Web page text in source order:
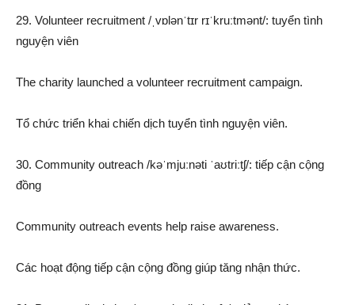
29. Volunteer recruitment /ˌvɒlənˈtɪr rɪˈkruːtmənt/: tuyển tình
nguyện viên
The charity launched a volunteer recruitment campaign.
Tổ chức triển khai chiến dịch tuyển tình nguyện viên.
30. Community outreach /kəˈmjuːnəti ˈaʊtriːtʃ/: tiếp cận cộng
đồng
Community outreach events help raise awareness.
Các hoạt động tiếp cận cộng đồng giúp tăng nhận thức.